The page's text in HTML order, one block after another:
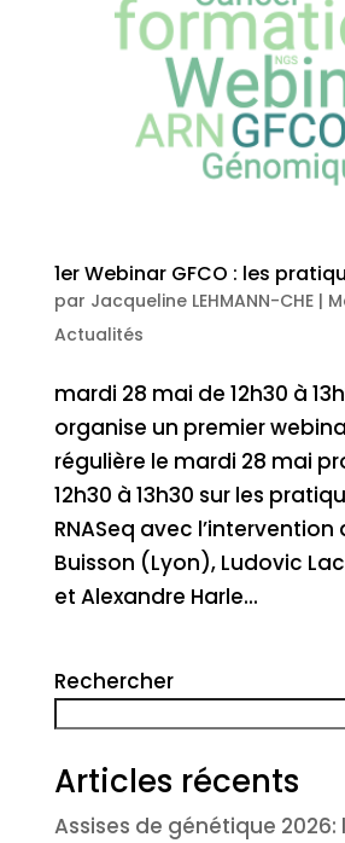
1er Webinar GFCO : les
par Jacqueline LEHMANN-CHE|
Actualités
mardi 28 mai de 12h30 à
organise un premier
régulière le mardi 28 mai
12h30 à 13h30 sur les
RNASeq avec l’intervention
Buisson (Lyon), Ludovic
et Alexandre Harle...
Rechercher
Articles récents
Assises de génétique 2026: